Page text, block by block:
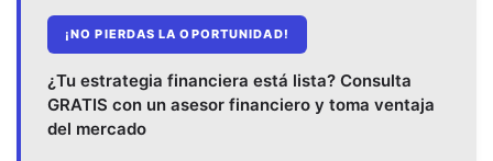
¡NO PIERDAS LA OPORTUNIDAD!
¿Tu estrategia financiera está lista? Consulta
GRATIS con un asesor financiero y toma ventaja
del mercado